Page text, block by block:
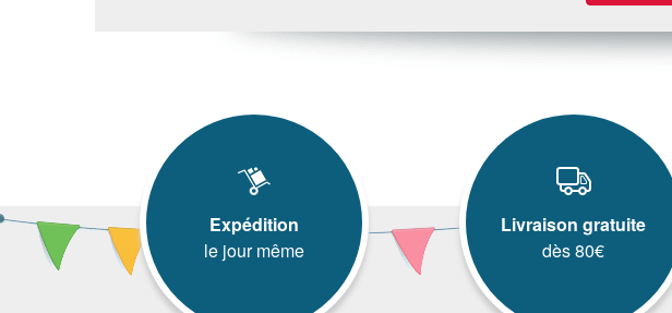
Expédition
le jour même
Livraison gratuite
dès 80€